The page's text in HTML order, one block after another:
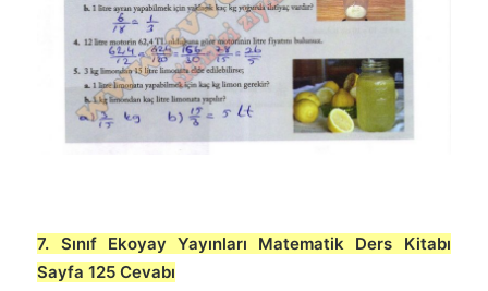
7. Sınıf Ekoyay Yayınları Matematik Ders Kitabı
Sayfa 125 Cevabı